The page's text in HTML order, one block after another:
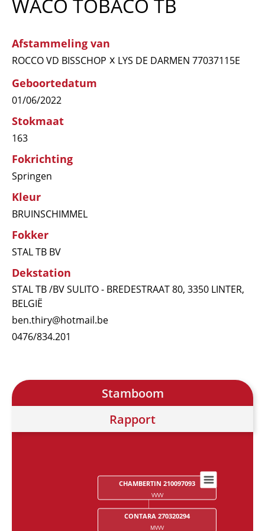
WACO TOBACO TB
Afstammeling van
ROCCO VD BISSCHOP x LYS DE DARMEN 77037115E
Geboortedatum
01/06/2022
Stokmaat
163
Fokrichting
Springen
Kleur
BRUINSCHIMMEL
Fokker
STAL TB BV
Dekstation
STAL TB /BV SULITO - BREDESTRAAT 80, 3350 LINTER,
BELGIË
ben.thiry@hotmail.be
0476/834.201
Stamboom
Rapport
Chart with 28 data points.
CHAMBERTIN 210097093
VVVV
CONTARA 270320294
MVVV